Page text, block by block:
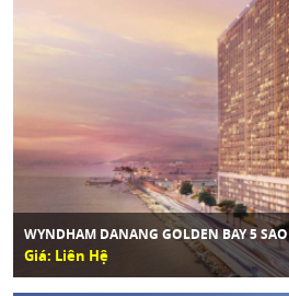
WYNDHAM DANANG GOLDEN BAY 5 SAO
Giá: Liên Hệ